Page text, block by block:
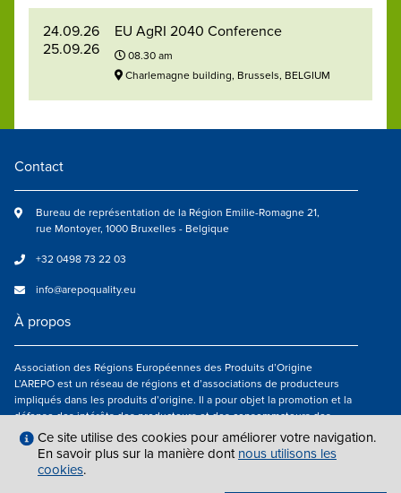
24.09.26
25.09.26
EU AgRI 2040 Conference
08.30 am
Charlemagne building, Brussels, BELGIUM
Contact
Bureau de représentation de la Région Emilie-Romagne 21,
rue Montoyer, 1000 Bruxelles - Belgique
+32 0498 73 22 03
info@arepoquality.eu
À propos
Association des Régions Européennes des Produits d’Origine
L’AREPO est un réseau de régions et d’associations de producteurs
impliqués dans les produits d’origine. Il a pour objet la promotion et la
défense des intérêts des producteurs et des consommateurs des
régions européennes engagés dans la valorisation des produits
agroalimentaires de qualité.
Nous suivre
Ce site utilise des cookies pour améliorer votre navigation.
En savoir plus sur la manière dont nous utilisons les
cookies.